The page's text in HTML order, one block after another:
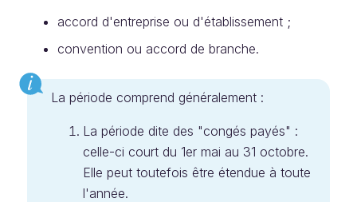
accord d'entreprise ou d'établissement ;
convention ou accord de branche.
La période comprend généralement :
La période dite des "congés payés" :
celle-ci court du 1er mai au 31 octobre.
Elle peut toutefois être étendue à toute
l'année.